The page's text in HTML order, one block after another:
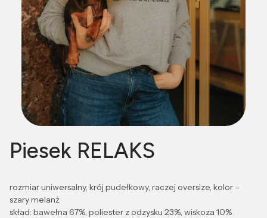
Piesek RELAKS
rozmiar uniwersalny, krój pudełkowy, raczej oversize, kolor –
szary melanż
skład: bawełna 67%, poliester z odzysku 23%, wiskoza 10%